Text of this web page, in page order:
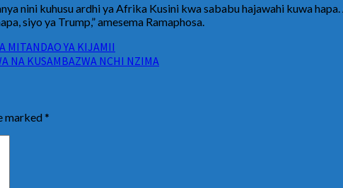
nini kuhusu ardhi ya Afrika Kusini kwa sababu hajawahi kuwa
siyo ya Trump,” amesema Ramaphosa.
MITANDAO YA KIJAMII
NA KUSAMBAZWA NCHI NZIMA
marked*